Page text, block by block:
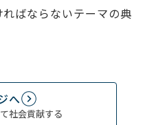
ばならないテーマの典
へ
社会貢献する